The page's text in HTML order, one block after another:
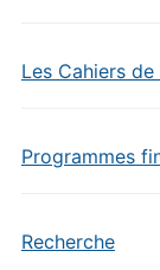
Les Cahiers
Programmes
Recherche